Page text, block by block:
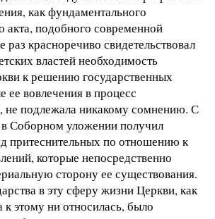
как фундаментального
акта, подобного современной
красноречиво свидетельствовал
властей необходимость
к решению государственных
ее вовлечения в процесс
не подлежала никакому сомнению. С
Соборном уложении получил
притеснительных по отношению к
которые непосредственно
сторону ее существования.
в эту сферу жизни Церкви, как
к этому ни относилась, было